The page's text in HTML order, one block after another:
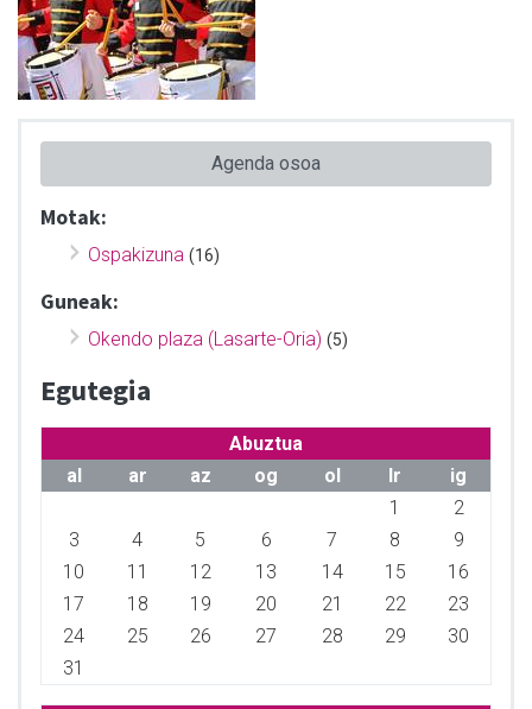
Agenda osoa
Motak:
Ospakizuna (16)
Guneak:
Okendo plaza (Lasarte-Oria) (5)
Egutegia
Abuztua
al
ar az og ol lr
ig
1
2
3
4 5 6 7 8
9
10
11 12 13 14 15
16
17
18 19 20 21 22
23
24
25 26 27 28 29
30
31